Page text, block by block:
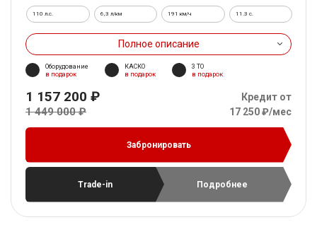
110 л.с. 6,3 л/км 191 км/ч 11.3 c.
Полное описание
Оборудование
в подарок
КАСКО
в подарок
3 ТО
в подарок
1 157 200 ₽
1 449 000 ₽
Кредит от
17 250 ₽/мес
Забронировать
Trade-in Подробнее